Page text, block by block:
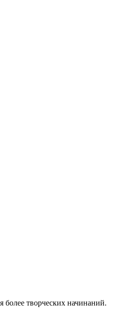
более творческих начинаний.